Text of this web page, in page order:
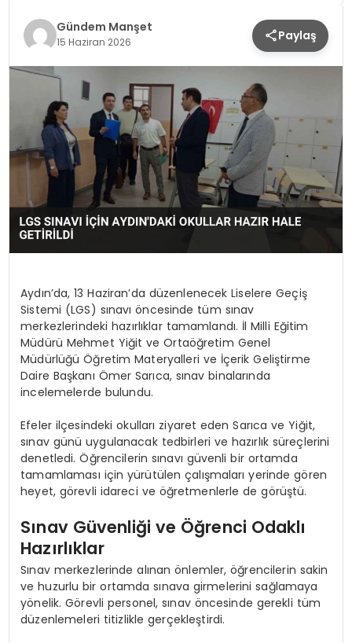
TEKNOLOJI
YAŞAM
Gündem Manşet
15 Haziran 2026 Paylaş
Aydın’da, 13 Haziran’da düzenlenecek Liselere Geçiş
Sistemi (LGS) sınavı öncesinde tüm sınav
merkezlerindeki hazırlıklar tamamlandı. İl Milli Eğitim
Müdürü Mehmet Yiğit ve Ortaöğretim Genel
Müdürlüğü Öğretim Materyalleri ve İçerik Geliştirme
Daire Başkanı Ömer Sarıca, sınav binalarında
incelemelerde bulundu.
Efeler ilçesindeki okulları ziyaret eden Sarıca ve Yiğit,
sınav günü uygulanacak tedbirleri ve hazırlık süreçlerini
denetledi. Öğrencilerin sınavı güvenli bir ortamda
tamamlaması için yürütülen çalışmaları yerinde gören
heyet, görevli idareci ve öğretmenlerle de görüştü.
Sınav Güvenliği ve Öğrenci Odaklı
Hazırlıklar
Sınav merkezlerinde alınan önlemler, öğrencilerin sakin
ve huzurlu bir ortamda sınava girmelerini sağlamaya
yönelik. Görevli personel, sınav öncesinde gerekli tüm
düzenlemeleri titizlikle gerçekleştirdi.